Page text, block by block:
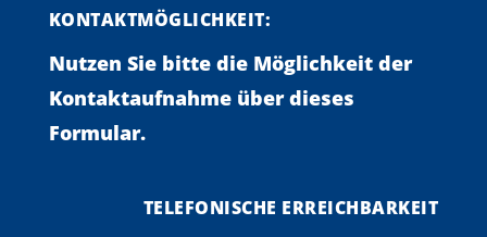
KONTAKTMÖGLICHKEIT:
Nutzen Sie bitte die Möglichkeit der
Kontaktaufnahme über dieses
Formular.
TELEFONISCHE ERREICHBARKEIT